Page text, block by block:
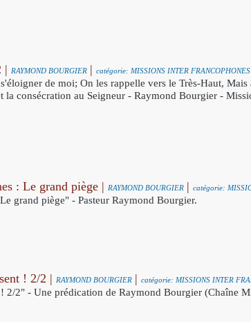
| RAYMOND BOURGIER | catégorie: MISSIONS INTER FRANCOPHONES
de moi; On les rappelle vers le Très-Haut,
la consécration au Seigneur - Raymond Bourgier -
: Le grand piège | RAYMOND BOURGIER | catégorie:
grand piège" - Pasteur Raymond Bourgier.
! 2/2 | RAYMOND BOURGIER | catégorie: MISSIONS INTER
2/2" - Une prédication de Raymond Bourgier (Chaîne